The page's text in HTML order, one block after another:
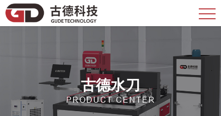
古德水刀
PRODUCT CENTER